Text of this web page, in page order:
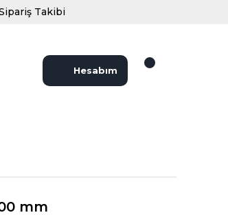
Takibi
Hesabım
mm